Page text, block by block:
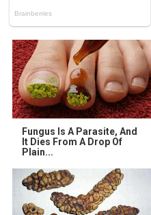
Fungus Is A Parasite, And
It Dies From A Drop Of
Plain...